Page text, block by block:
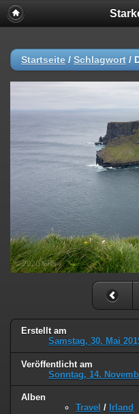
Startseite / Schlagwort /
Erstellt am
Samstag, 30. Mai
Veröffentlicht am
Sonntag, 14.
Alben
Travel / Irland